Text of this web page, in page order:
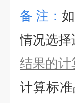
备 注：
情况选择
结果的计
计算标